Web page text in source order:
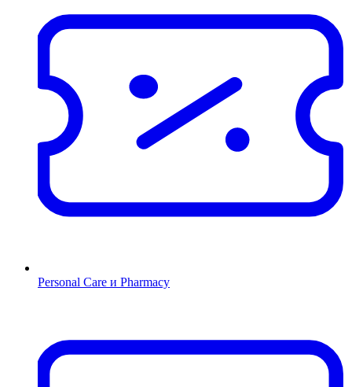
Personal Care и Pharmacy